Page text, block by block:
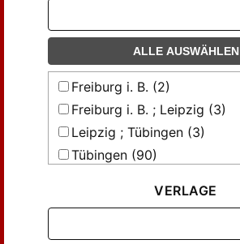
ALLE AUSWÄHLEN
Freiburg i. B. (2)
Freiburg i. B. ; Leipzig (3)
Leipzig ; Tübingen (3)
Tübingen (90)
VERLAGE